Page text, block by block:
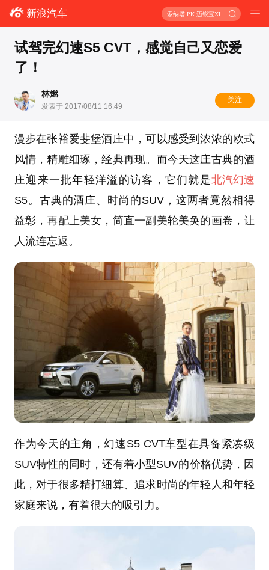
新浪汽车 索纳塔 PK 迈锐宝XL
试驾完幻速S5 CVT，感觉自己又恋爱
了！
林燃
发表于 2017/08/11 16:49
关注
漫步在张裕爱斐堡酒庄中，可以感受到浓浓的欧式
风情，精雕细琢，经典再现。而今天这庄古典的酒
庄迎来一批年轻洋溢的访客，它们就是北汽幻速
S5。古典的酒庄、时尚的SUV，这两者竟然相得
益彰，再配上美女，简直一副美轮美奂的画卷，让
人流连忘返。
作为今天的主角，幻速S5 CVT车型在具备紧凑级
SUV特性的同时，还有着小型SUV的价格优势，因
此，对于很多精打细算、追求时尚的年轻人和年轻
家庭来说，有着很大的吸引力。